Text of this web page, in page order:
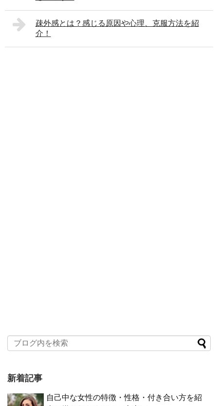
疎外感とは？感じる原因や心理、克服方法を紹
介！
新着記事
自己中な女性の特徴・性格・付き合い方を紹